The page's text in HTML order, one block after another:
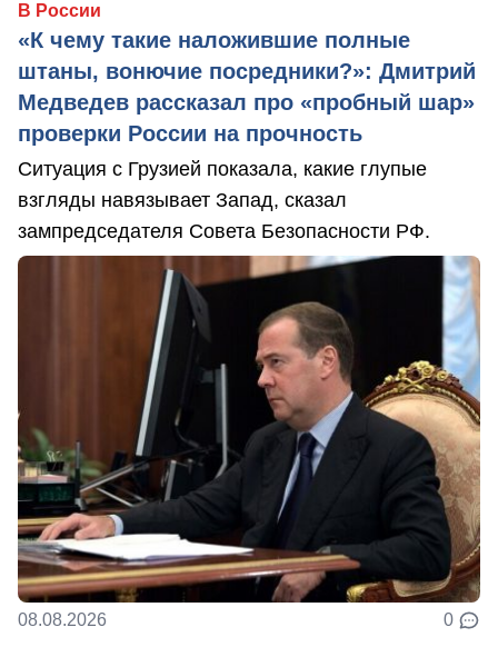
В России
«К чему такие наложившие полные
штаны, вонючие посредники?»: Дмитрий
Медведев рассказал про «пробный шар»
проверки России на прочность
Ситуация с Грузией показала, какие глупые
взгляды навязывает Запад, сказал
зампредседателя Совета Безопасности РФ.
08.08.2026 0